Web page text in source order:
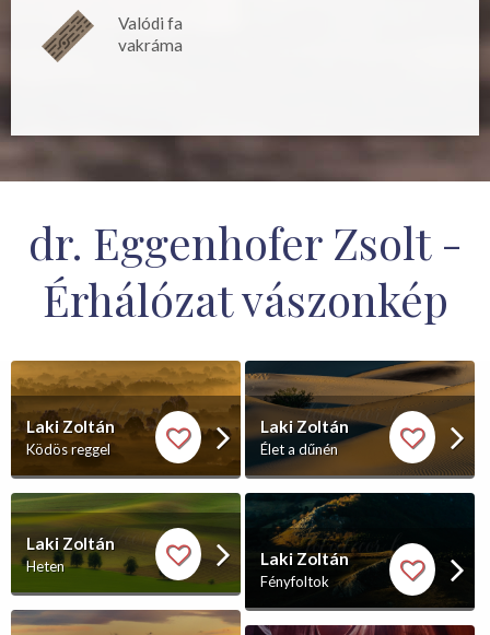
Valódi fa
vakráma
dr. Eggenhofer Zsolt -
Érhálózat vászonkép
Laki Zoltán
Ködös reggel
Laki Zoltán
Heten
Laki Zoltán
Élet a dűnén
Laki Zoltán
Fényfoltok